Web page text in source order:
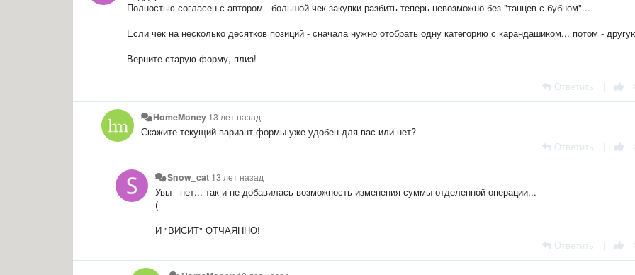
Полностью согласен с автором - большой чек закупки разбить теперь невозможно без "танцев с бубном"...
Если чек на несколько десятков позиций - сначала нужно отобрать одну категорию с карандашиком... потом -
Верните старую форму, плиз!
Ответить
HomeMoney 13 лет назад
Скажите текущий вариант формы уже удобен для вас или нет?
Ответить
Snow_cat 13 лет назад
Увы - нет... так и не добавилась возможность изменения суммы отделенной операции...
(
И "ВИСИТ" ОТЧАЯННО!
Ответить